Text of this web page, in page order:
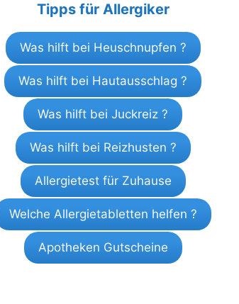
Tipps für Allergiker
Was hilft bei Heuschnupfen ?
Was hilft bei Hautausschlag ?
Was hilft bei Juckreiz ?
Was hilft bei Reizhusten ?
Allergietest für Zuhause
Welche Allergietabletten helfen ?
Apotheken Gutscheine